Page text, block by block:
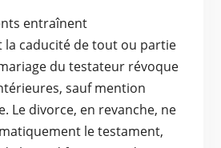
entraînent
caducité de tout ou partie
du testateur révoque
sauf mention
Le divorce, en revanche, ne
le testament,